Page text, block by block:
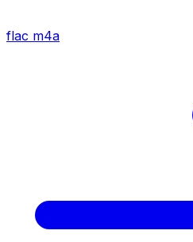
flac m4a